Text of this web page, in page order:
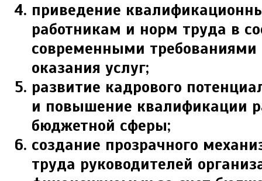
приведение
работникам и норм труда в
современными требованиями
оказания услуг;
развитие кадрового
и повышение квалификации
бюджетной сферы;
создание прозрачного
труда руководителей